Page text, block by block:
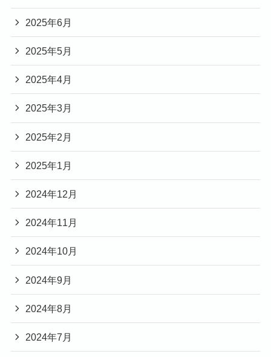
2025年6月
2025年5月
2025年4月
2025年3月
2025年2月
2025年1月
2024年12月
2024年11月
2024年10月
2024年9月
2024年8月
2024年7月